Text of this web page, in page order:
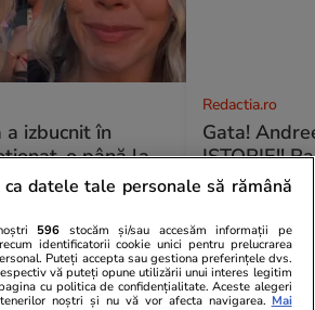
izbucnit în
o până la
„Nu-mi mai e
Redactia.ro
Gata!
ISTORIE!!
prezentat
E!! Nimeni
ca datele tale personale să rămână
596 stocăm și/sau accesăm informații pe
identificatorii cookie unici pentru prelucrarea
Puteți accepta sau gestiona preferințele dvs.
vă puteți opune utilizării unui interes legitim
cu politica de confidențialitate. Aceste alegeri
noștri și nu vă vor afecta navigarea. Mai